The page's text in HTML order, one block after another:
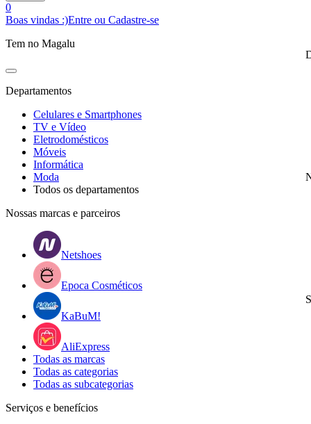
0
Boas vindas :)Entre ou Cadastre-se
Tem no Magalu
Departamentos
Celulares e Smartphones
TV e Vídeo
Eletrodomésticos
Móveis
Informática
Moda
Todos os departamentos
Nossas marcas e parceiros
Netshoes
Epoca Cosméticos
KaBuM!
AliExpress
Todas as marcas
Todas as categorias
Todas as subcategorias
Serviços e benefícios